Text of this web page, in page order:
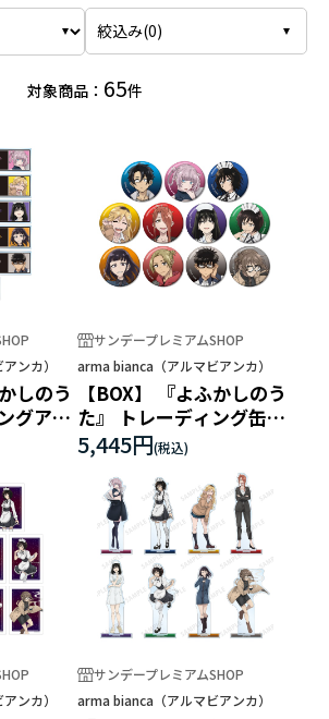
絞込み(0)
対象商品： 65件
ンカ）
しのう
グアク
サンデープレミアムSHOP
arma bianca（アルマビアンカ）
【BOX】 『よふかしのう
た』 トレーディング缶バ
ッジ
5,445円
ンカ）
サンデープレミアムSHOP
arma bianca（アルマビアンカ）